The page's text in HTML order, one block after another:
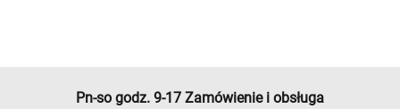
Pn-so godz. 9-17 Zamówienie i obsługa